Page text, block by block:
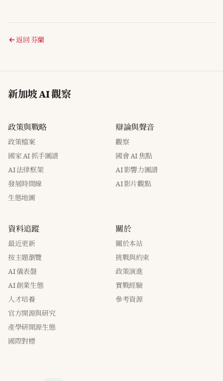
返回 芬蘭
新加坡 AI 觀察
政策與戰略
政策檔案
國家 AI 抓手圖譜
AI 法律框架
發展時間線
生態地圖
辯論與聲音
觀察
國會 AI 焦點
AI 影響力圖譜
AI 影片觀點
資料追蹤
最近更新
按主題瀏覽
AI 儀表盤
AI 創業生態
人才培養
官方開源與研究
產學研開源生態
國際對標
關於
關於本站
挑戰與約束
政策演進
實戰經驗
參考資源